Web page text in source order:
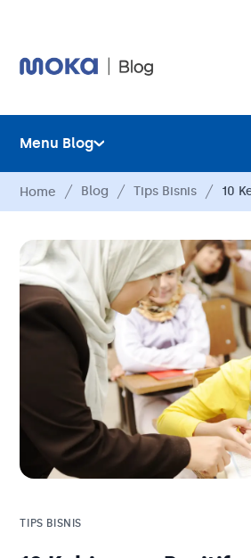
Layanan
Hardware
Harga
Hubungi Kami
Solusi Bisnis
Tambahan
Menu Blog
Layanan
Hardware
Harga
Hubungi Kami
Blog
Solusi Bisnis
Tambahan
Home Blog Tips Bisnis 10
TIPS BISNIS